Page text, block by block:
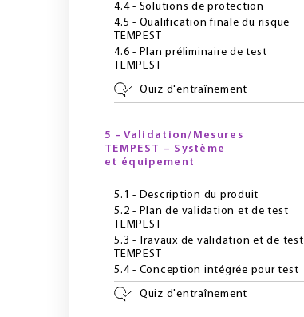
4.4 - Solutions de protection
4.5 - Qualification finale du risque
TEMPEST
4.6 - Plan préliminaire de test
TEMPEST
Quiz d'entraînement
5 - Validation/Mesures
TEMPEST – Système
et équipement
5.1 - Description du produit
5.2 - Plan de validation et de test
TEMPEST
5.3 - Travaux de validation et de test
TEMPEST
5.4 - Conception intégrée pour test
Quiz d'entraînement